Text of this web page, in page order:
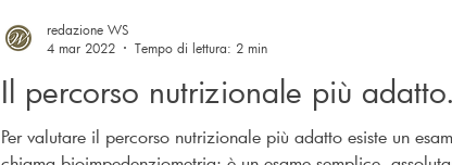
Il percorso nutrizionale più adatto.
Per valutare il percorso nutrizionale più adatto esiste un
redazione WS
4 mar 2022
Tempo di lettura: 2 min